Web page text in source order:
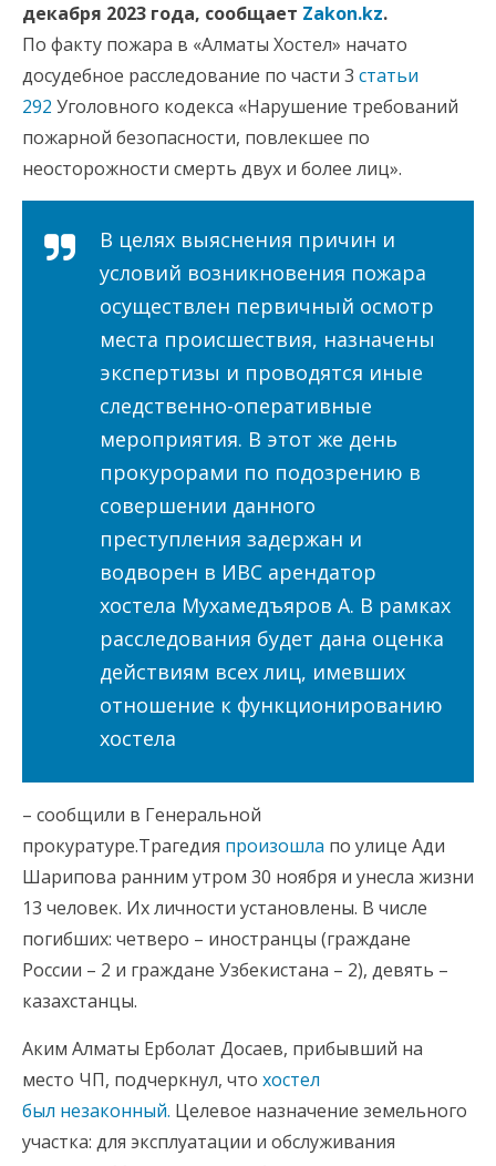
декабря 2023 года, сообщает Zakon.kz.
По факту пожара в «Алматы Хостел» начато
досудебное расследование по части 3 статьи
292 Уголовного кодекса «Нарушение требований
пожарной безопасности, повлекшее по
неосторожности смерть двух и более лиц».
В целях выяснения причин и
условий возникновения пожара
осуществлен первичный осмотр
места происшествия, назначены
экспертизы и проводятся иные
следственно-оперативные
мероприятия. В этот же день
прокурорами по подозрению в
совершении данного
преступления задержан и
водворен в ИВС арендатор
хостела Мухамедъяров А. В рамках
расследования будет дана оценка
действиям всех лиц, имевших
отношение к функционированию
хостела
– сообщили в Генеральной
прокуратуре.Трагедия произошла по улице Ади
Шарипова ранним утром 30 ноября и унесла жизни
13 человек. Их личности установлены. В числе
погибших: четверо – иностранцы (граждане
России – 2 и граждане Узбекистана – 2), девять –
казахстанцы.
Аким Алматы Ерболат Досаев, прибывший на
место ЧП, подчеркнул, что хостел
был незаконный. Целевое назначение земельного
участка: для эксплуатации и обслуживания